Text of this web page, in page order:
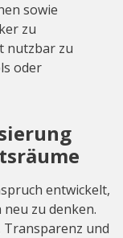
sowie
zu
nutzbar zu
oder
entwickelt,
zu denken.
und